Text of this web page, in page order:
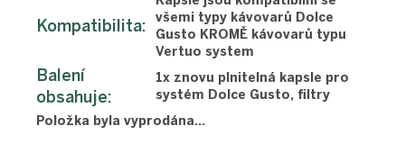
Kompatibilita:
všemi typy kávovarů Dolce
Gusto KROMĚ kávovarů typu
Vertuo system
Balení
obsahuje:
1x znovu plnitelná kapsle pro
systém Dolce Gusto, filtry
Položka byla vyprodána…